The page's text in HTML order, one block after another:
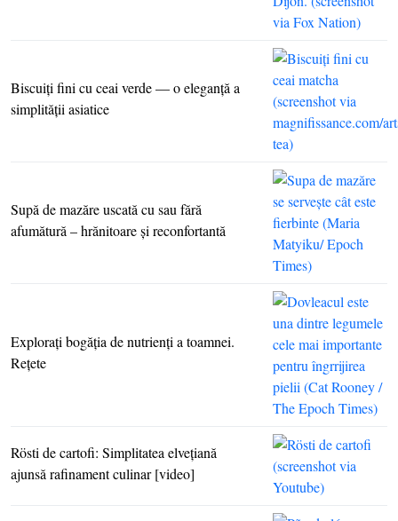
Biscuiţi fini cu ceai verde — o eleganţă a
simplităţii asiatice
Supă de mazăre uscată cu sau fără
afumătură – hrănitoare şi reconfortantă
Exploraţi bogăţia de nutrienţi a toamnei.
Reţete
Rösti de cartofi: Simplitatea elveţiană
ajunsă rafinament culinar [video]